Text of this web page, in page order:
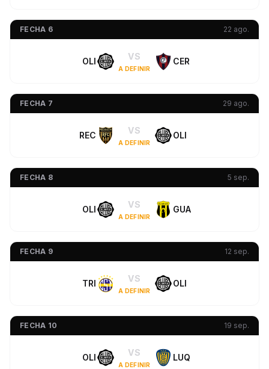
FECHA 6 22 ago.
OLI VS
A DEFINIR
CER
FECHA 7 29 ago.
REC VS
A DEFINIR
OLI
FECHA 8 5 sep.
OLI VS
A DEFINIR
GUA
FECHA 9 12 sep.
TRI VS
A DEFINIR
OLI
FECHA 10 19 sep.
OLI VS
A DEFINIR
LUQ